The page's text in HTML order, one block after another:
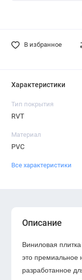
В избранное
Характеристики
Тип покрытия
RVT
Материал
PVC
Все характеристики
Описание
Виниловая плитка
это премиальное
разработанное